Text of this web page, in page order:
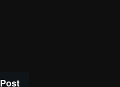
Post